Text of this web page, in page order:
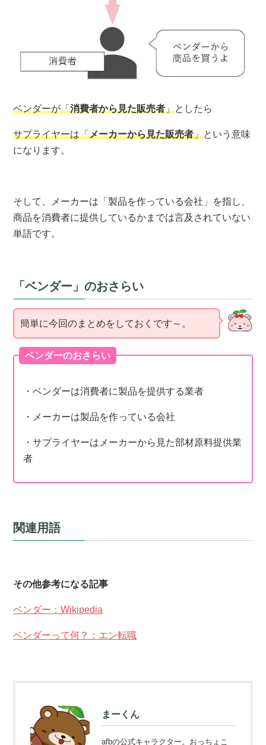
ベンダーが「消費者から見た販売者」としたら
サプライヤーは「メーカーから見た販売者」という意味
になります。
そして、メーカーは「製品を作っている会社」を指し、
商品を消費者に提供しているかまでは言及されていない
単語です。
「ベンダー」のおさらい
簡単に今回のまとめをしておくです～。
ベンダーのおさらい
・ベンダーは消費者に製品を提供する業者
・メーカーは製品を作っている会社
・サプライヤーはメーカーから見た部材原料提供業
者
関連用語
その他参考になる記事
ベンダー：Wikipedia
ベンダーって何？：エン転職
まーくん
afbの公式キャラクター。おっちょこ